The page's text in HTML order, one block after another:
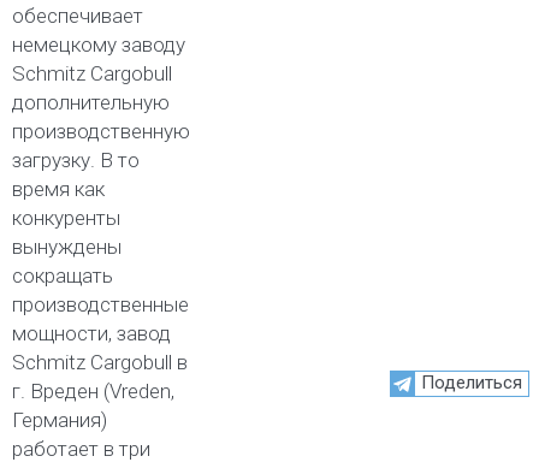
обеспечивает
немецкому заводу
Schmitz Cargobull
дополнительную
производственную
загрузку. В то
время как
конкуренты
вынуждены
сокращать
производственные
мощности, завод
Schmitz Cargobull в
г. Вреден (Vreden,
Германия)
работает в три
Поделиться